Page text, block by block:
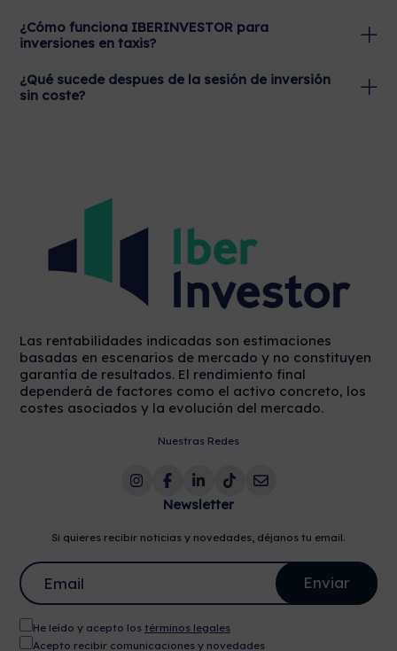
¿Cómo funciona IBERINVESTOR para
inversiones en taxis?
¿Qué sucede despues de la sesión de inversión
sin coste?
Las rentabilidades indicadas son estimaciones
basadas en escenarios de mercado y no constituyen
garantía de resultados. El rendimiento final
dependerá de factores como el activo concreto, los
costes asociados y la evolución del mercado.
Nuestras Redes
Newsletter
Si quieres recibir noticias y novedades, déjanos tu email.
He leído y acepto los términos legales
Acepto recibir comunicaciones y novedades